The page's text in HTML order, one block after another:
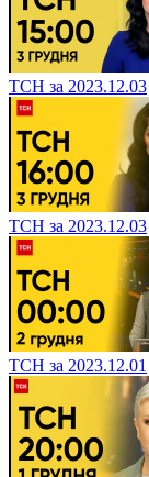
ТСН за 2023.12.03
ТСН за 2023.12.03
ТСН за 2023.12.01